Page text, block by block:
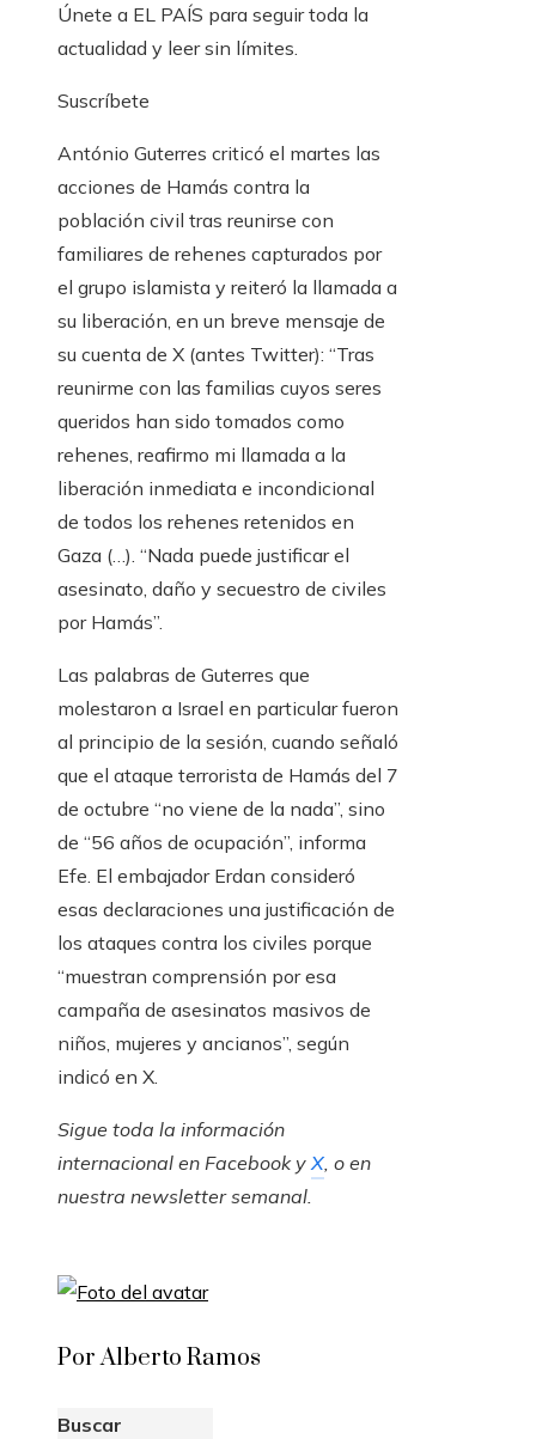
Únete a EL PAÍS para seguir toda la
actualidad y leer sin límites.
Suscríbete
António Guterres criticó el martes las
acciones de Hamás contra la
población civil tras reunirse con
familiares de rehenes capturados por
el grupo islamista y reiteró la llamada a
su liberación, en un breve mensaje de
su cuenta de X (antes Twitter): “Tras
reunirme con las familias cuyos seres
queridos han sido tomados como
rehenes, reafirmo mi llamada a la
liberación inmediata e incondicional
de todos los rehenes retenidos en
Gaza (…). “Nada puede justificar el
asesinato, daño y secuestro de civiles
por Hamás”.
Las palabras de Guterres que
molestaron a Israel en particular fueron
al principio de la sesión, cuando señaló
que el ataque terrorista de Hamás del 7
de octubre “no viene de la nada”, sino
de “56 años de ocupación”, informa
Efe. El embajador Erdan consideró
esas declaraciones una justificación de
los ataques contra los civiles porque
“muestran comprensión por esa
campaña de asesinatos masivos de
niños, mujeres y ancianos”, según
indicó en X.
Sigue toda la información
internacional en FacebookyX, o en
nuestra newsletter semanal.
Por Alberto Ramos
Buscar